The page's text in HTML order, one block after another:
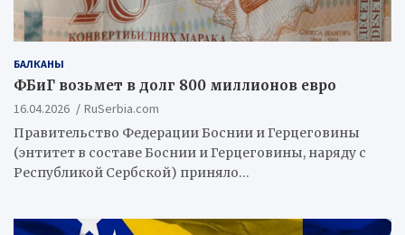
БАЛКАНЫ
ФБиГ возьмет в долг 800 миллионов евро
16.04.2026
RuSerbia.com
Правительство Федерации Боснии и Герцеговины
(энтитет в составе Боснии и Герцеговины, наряду с
Республикой Сербской) приняло…